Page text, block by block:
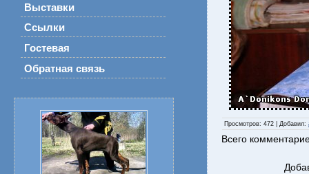
Выставки
Ссылки
Гостевая
Обратная связь
Просмотров: 472 | Добавил:
Всего